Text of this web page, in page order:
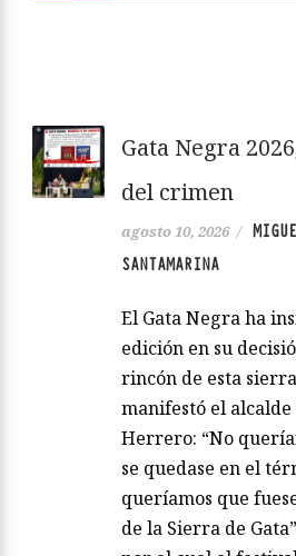
Gata Negra
del crimen
agosto 10, 2026 /
SANTAMARINA
El Gata Negra ha
edición en su
rincón de esta
manifestó el
Herrero: “No
se quedase en el
queríamos que
de la Sierra de